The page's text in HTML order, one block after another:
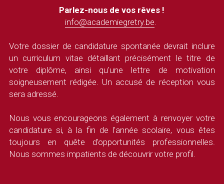
Parlez-nous de vos rêves !
info@academiegretry.be
Votre dossier de candidature spontanée devrait inclure
un curriculum vitae détaillant précisément le titre de
votre diplôme, ainsi qu'une lettre de motivation
soigneusement rédigée. Un accusé de réception vous
sera adressé.
Nous vous encourageons également à renvoyer votre
candidature si, à la fin de l'année scolaire, vous êtes
toujours en quête d'opportunités professionnelles.
Nous sommes impatients de découvrir votre profil.